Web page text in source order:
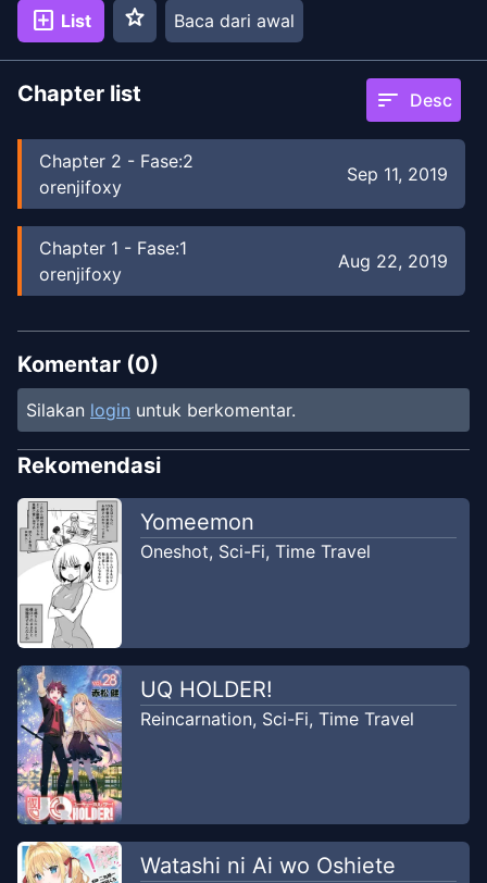
add_box List star Baca dari awal
Chapter list sort Desc
Chapter 2 - Fase:2
orenjifoxy
Sep 11, 2019
Chapter 1 - Fase:1
orenjifoxy
Aug 22, 2019
Komentar (0)
Silakan login untuk berkomentar.
Rekomendasi
Yomeemon
Oneshot, Sci-Fi, Time Travel
UQ HOLDER!
Reincarnation, Sci-Fi, Time Travel
Watashi ni Ai wo Oshiete